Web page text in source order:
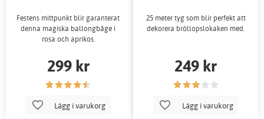
Festens mittpunkt blir garanterat
denna magiska ballongbåge i
rosa och aprikos.
299 kr
Lägg i varukorg
25 meter tyg som blir perfekt att
dekorera bröllopslokaken med.
249 kr
Lägg i varukorg